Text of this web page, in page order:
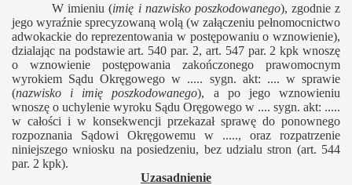
W imieniu (imię i nazwisko poszkodowanego), zgodnie z
jego wyraźnie sprecyzowaną wolą (w załączeniu pełnomocnictwo
adwokackie do reprezentowania w postępowaniu o wznowienie),
dzialając na podstawie art. 540 par. 2, art. 547 par. 2 kpk wnoszę
o wznowienie postępowania zakończonego prawomocnym
wyrokiem Sądu Okręgowego w ..... sygn. akt: .... w sprawie
(nazwisko i imię poszkodowanego), a po jego wznowieniu
wnoszę o uchylenie wyroku Sądu Oręgowego w .... sygn. akt: .....
w całości i w konsekwencji przekazał sprawę do ponownego
rozpoznania Sądowi Okręgowemu w ....., oraz rozpatrzenie
niniejszego wniosku na posiedzeniu, bez udzialu stron (art. 544
par. 2 kpk).
Uzasadnienie